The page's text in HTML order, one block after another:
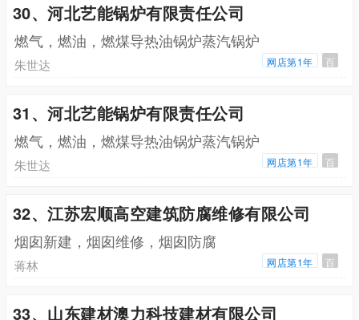
30、河北艺能锅炉有限责任公司
燃气，燃油，燃煤导热油锅炉蒸汽锅炉
朱世达 网店第1年 百
31、河北艺能锅炉有限责任公司
燃气，燃油，燃煤导热油锅炉蒸汽锅炉
朱世达 网店第1年 百
32、江苏宏顺高空建筑防腐维修有限公司
烟囱新建，烟囱维修，烟囱防腐
蒋林 网店第1年 百
33、山东建材澳力科技建材有限公司